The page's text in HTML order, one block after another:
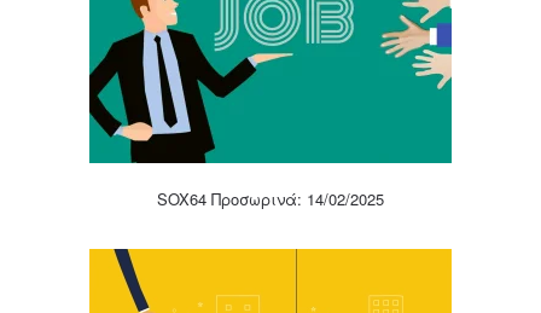
SOX64 Προσωρινά: 14/02/2025